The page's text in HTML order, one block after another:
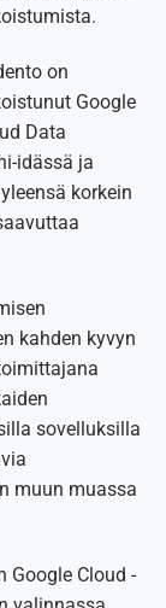
on
Google
Data
idässä ja
korkein
kahden kyvyn
sovelluksilla
muun muassa
Google Cloud -